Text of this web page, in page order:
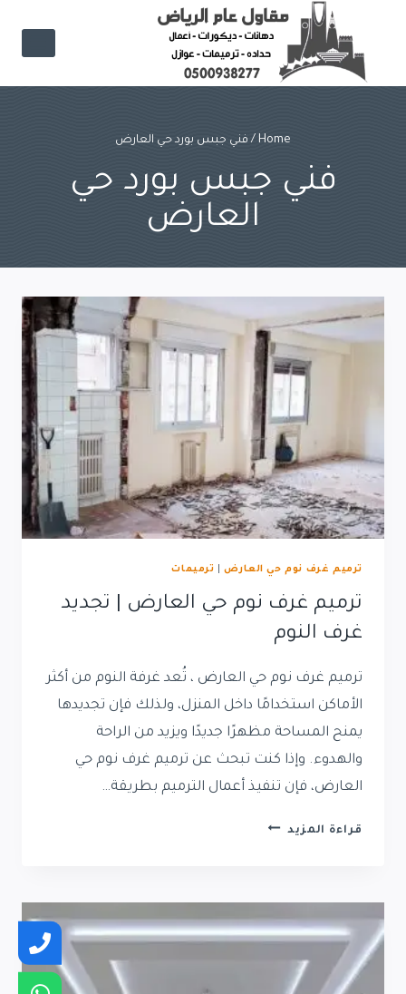
content
Home
/ فني جبس بورد حي العارض
فني جبس بورد حي
العارض
ترميم غرف نوم حي العارض| ترميمات
ترميم غرف نوم حي العارض | تجديد
غرف النوم
ترميم غرف نوم حي العارض ، تُعد غرفة النوم من أكثر
الأماكن استخدامًا داخل المنزل، ولذلك فإن تجديدها
يمنح المساحة مظهرًا جديدًا ويزيد من الراحة
والهدوء. وإذا كنت تبحث عن ترميم غرف نوم حي
العارض، فإن تنفيذ أعمال الترميم بطريقة…
قراءة المزيد ترميم
|